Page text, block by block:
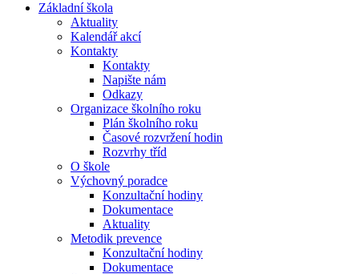
Základní škola
Aktuality
Kalendář akcí
Kontakty
Kontakty
Napište nám
Odkazy
Organizace školního roku
Plán školního roku
Časové rozvržení hodin
Rozvrhy tříd
O škole
Výchovný poradce
Konzultační hodiny
Dokumentace
Aktuality
Metodik prevence
Konzultační hodiny
Dokumentace